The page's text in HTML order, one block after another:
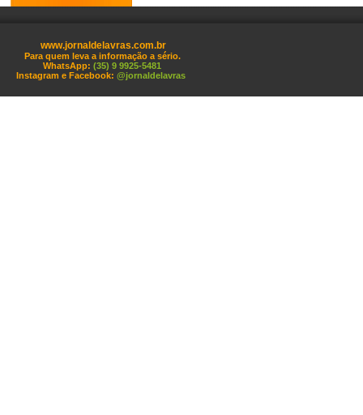
www.jornaldelavras.com.br
Para quem leva a informação a sério.
WhatsApp: (35) 9 9925-5481
Instagram e Facebook: @jornaldelavras